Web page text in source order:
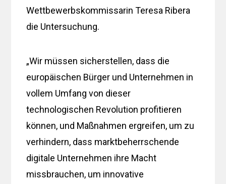
Wettbewerbskommissarin Teresa Ribera
die Untersuchung.
„Wir müssen sicherstellen, dass die
europäischen Bürger und Unternehmen in
vollem Umfang von dieser
technologischen Revolution profitieren
können, und Maßnahmen ergreifen, um zu
verhindern, dass marktbeherrschende
digitale Unternehmen ihre Macht
missbrauchen, um innovative